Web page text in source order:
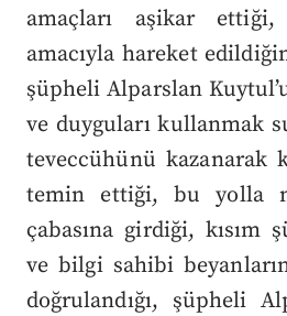
amaçları aşikar
amacıyla hareket
şüpheli Alparslan
ve duyguları kullanmak
teveccühünü kazanarak
temin ettiği, bu yolla
çabasına girdiği, kısım
ve bilgi sahibi
doğrulandığı, şüpheli